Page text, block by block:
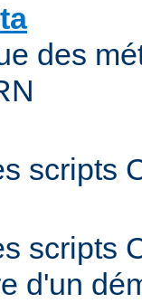
des
scripts
scripts
d'un